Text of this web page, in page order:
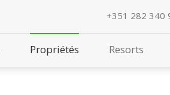
+351 282 340
Propriétés Resorts